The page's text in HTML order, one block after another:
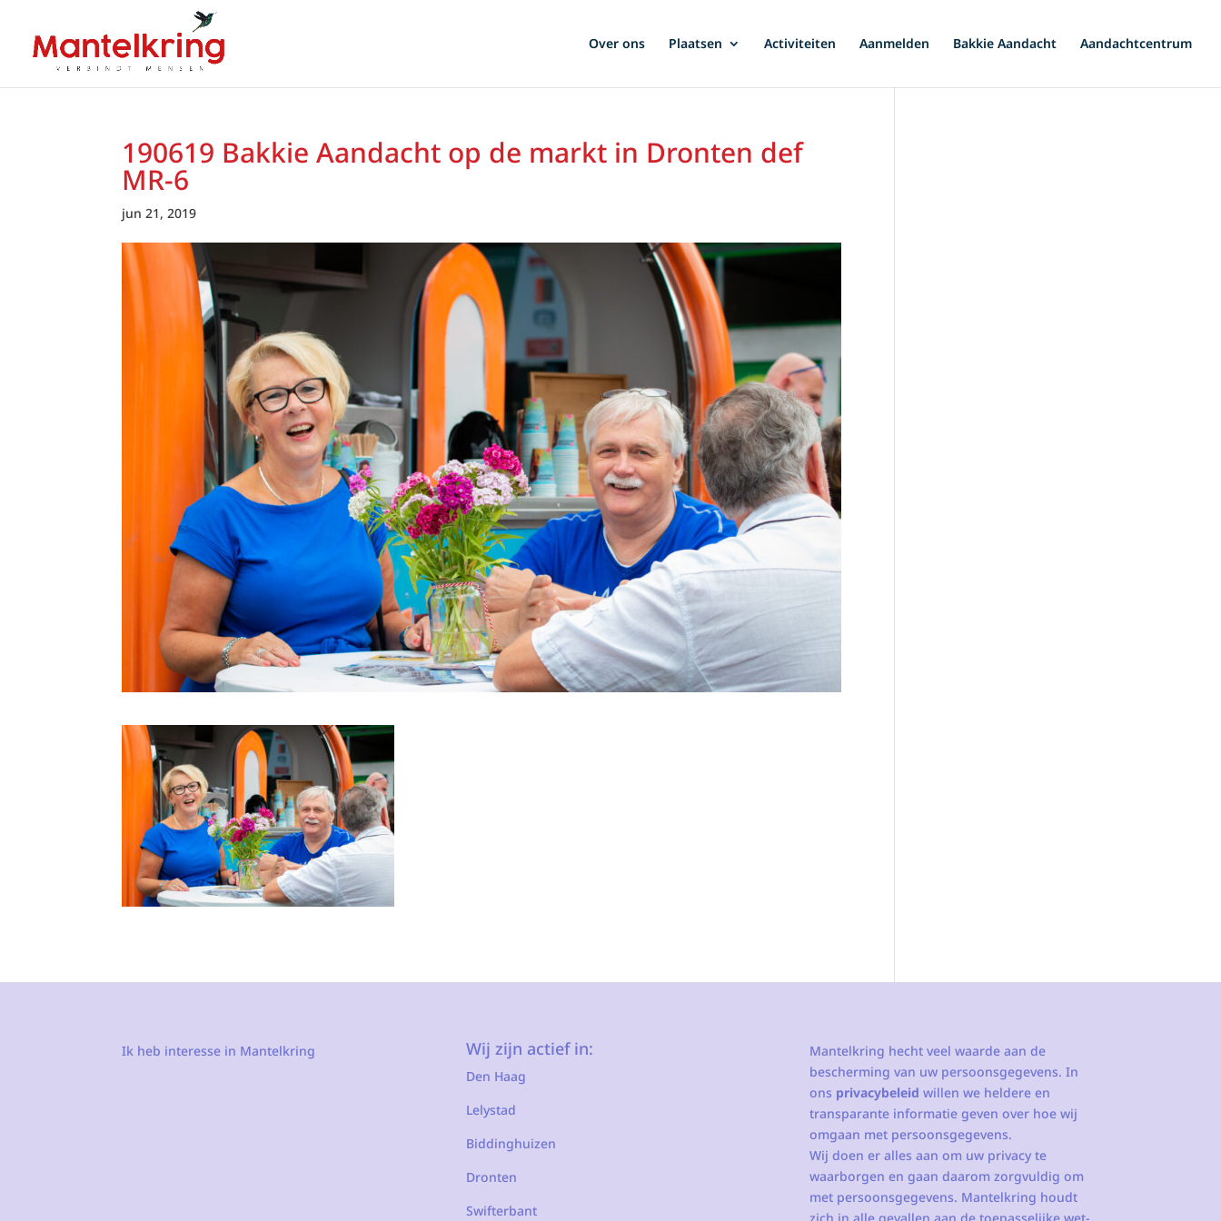
Over ons Plaatsen Activiteiten Aanmelden Bakkie Aandacht Aandachtcentrum
190619 Bakkie Aandacht op de markt in Dronten def
MR-6
jun 21, 2019
Ik heb interesse in Mantelkring Wij zijn actief in:
Den Haag
Lelystad
Biddinghuizen
Dronten
Swifterbant
Mantelkring hecht veel waarde aan de
bescherming van uw persoonsgegevens. In
ons privacybeleid willen we heldere en
transparante informatie geven over hoe wij
omgaan met persoonsgegevens.
Wij doen er alles aan om uw privacy te
waarborgen en gaan daarom zorgvuldig om
met persoonsgegevens. Mantelkring houdt